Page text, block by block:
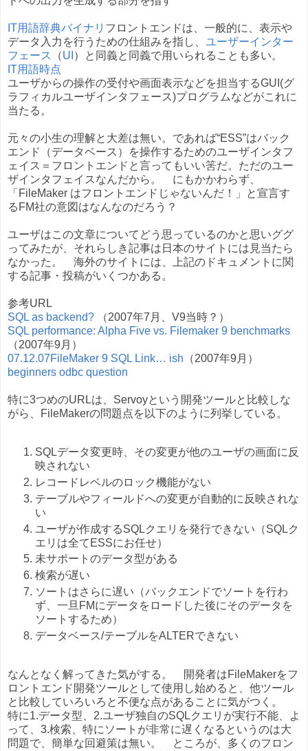
IT用語辞典バイナリ フロントエンドは、一般的に、表示や
データ入力を行うための仕組みを指し、 ユーザーインター
フェース
（UI ）と同義と同義で用いられることも多い。
IT用語時点
ユーザからの操作の受付や画面表示などを担当するGUI(グ
ラフィカルユーザインタフェース)プログラムなどがこれに
当たる。
元々の小生の理解と大差は無い。であれば“ESS”はバック
エンド（データベース）を操作するためのユーザインタフ
ェイス＝フロントエンドと言ってもいい筈だ。ただのユー
ザインタフェイスなんだから。 にもかかわらず、
「FileMaker はフロントエンドじゃないんだ！」と宣言す
るFM社の意図はなんなのだろう？
ユーザはこの文章についてどう思っているのかと思いググ
ってみたが、それらしき記事は日本のサイトには見当たら
なかった。 海外のサイトには、上記のドキュメントに関
する記事・投稿がいくつかある。
参考URL
SQL as backend?
（2007年7月、V9当時？）
SQL performance: Alpha Five vs. Filemaker 9 benchmarks
（2007年9月）
07.12.07FileMaker 9 SQL Link… ish （2007年9月）
beginners odbc question
特に3つめのURLは、Servoyという開発ツールと比較しな
がら、FileMakerの問題点を以下のように列挙している。
SQLデータ変更時、その変更が他のユーザの画面に反
映されない
レコードレベルのロック機能がない
テーブルやフィールドへの変更が自動的に反映されな
い
ユーザが作成するSQLクエリを発行できない（SQLク
エリは全てESSにお任せ）
未サポートのデータ型がある
検索が遅い
ソートはさらに遅い（バックエンドでソートを行わ
ず、一旦FMにデータをロードした後にそのデータを
ソートするため）
データベース/テーブルをALTERできない
なんとなく解ってきた気がする。 開発者はFileMakerをフ
ロントエンド開発ツールとして使用し始めると、他ツール
と比較していろいろと不便な点があることに気がつく。
特に1.データ型、2.ユーザ独自のSQLクエリが実行不能、よ
って、3.検索、特にソートが非常に遅くなるというのは大
問題で、簡単な回避策は無い。 ところが、多くのフロン